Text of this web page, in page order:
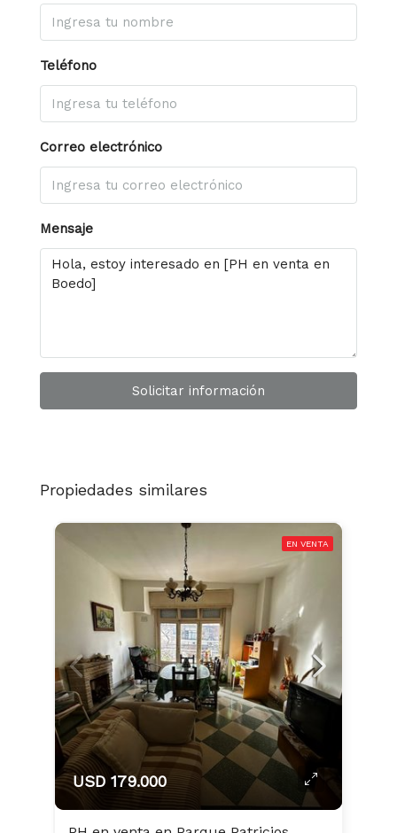
Teléfono
Correo electrónico
Mensaje
Solicitar información
Propiedades similares
EN VENTA
USD 179.000